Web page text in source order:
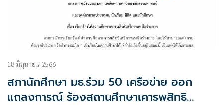
18 มิถุนายน 2566
สภานักศึกษา มธ.ร่วม 50 เครือข่าย ออก
แถลงการณ์ ร้องสถานศึกษาเคารพสิทธิ